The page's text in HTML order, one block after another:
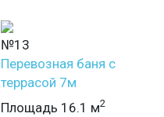
№13
Перевозная баня с
террасой 7м
Площадь 16.1 м2